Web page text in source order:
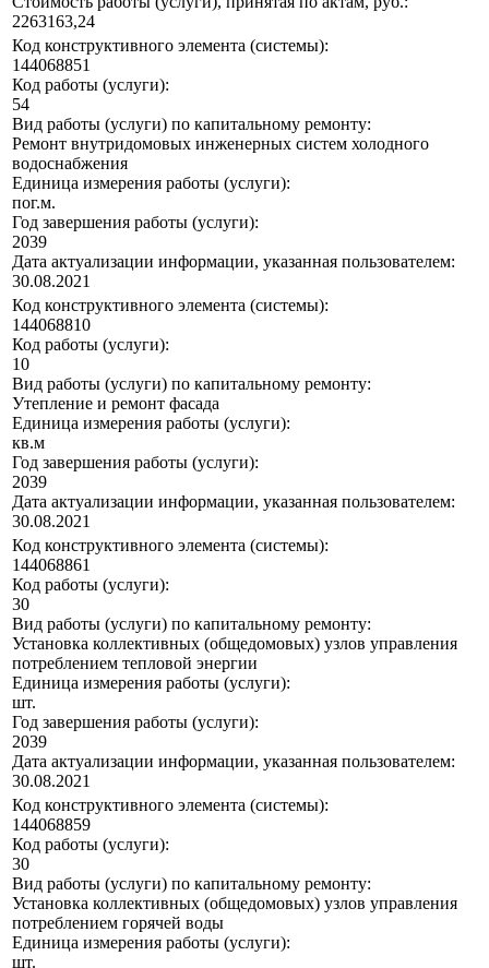
2263163,24
Код конструктивного элемента (системы):
144068851
Код работы (услуги):
54
Вид работы (услуги) по капитальному ремонту:
Ремонт внутридомовых инженерных систем холодного
водоснабжения
Единица измерения работы (услуги):
пог.м.
Год завершения работы (услуги):
2039
Дата актуализации информации, указанная пользователем:
30.08.2021
Код конструктивного элемента (системы):
144068810
Код работы (услуги):
10
Вид работы (услуги) по капитальному ремонту:
Утепление и ремонт фасада
Единица измерения работы (услуги):
кв.м
Год завершения работы (услуги):
2039
Дата актуализации информации, указанная пользователем:
30.08.2021
Код конструктивного элемента (системы):
144068861
Код работы (услуги):
30
Вид работы (услуги) по капитальному ремонту:
Установка коллективных (общедомовых) узлов управления
потреблением тепловой энергии
Единица измерения работы (услуги):
шт.
Год завершения работы (услуги):
2039
Дата актуализации информации, указанная пользователем:
30.08.2021
Код конструктивного элемента (системы):
144068859
Код работы (услуги):
30
Вид работы (услуги) по капитальному ремонту:
Установка коллективных (общедомовых) узлов управления
потреблением горячей воды
Единица измерения работы (услуги):
шт.